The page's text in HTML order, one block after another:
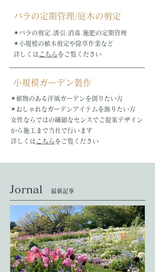
バラの定期管理/庭木の剪定
✴︎バラの剪定.誘引. 消毒.施肥の定期管理
✴︎小規模の植木剪定や除草作業など
詳しくは こちら をご覧ください
✴︎植物のある洋風ガーデンを創りたい方
✴︎おしゃれなガーデンアイテムを飾りたい方
女性ならではの繊細なセンスでご提案デザイン
から施工まで当社で行います
詳しくは こちら をご覧ください
​小規模ガーデン製作
Jornal 最新記事